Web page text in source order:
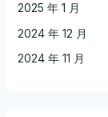
2025 年 1 月
2024 年 12 月
2024 年 11 月